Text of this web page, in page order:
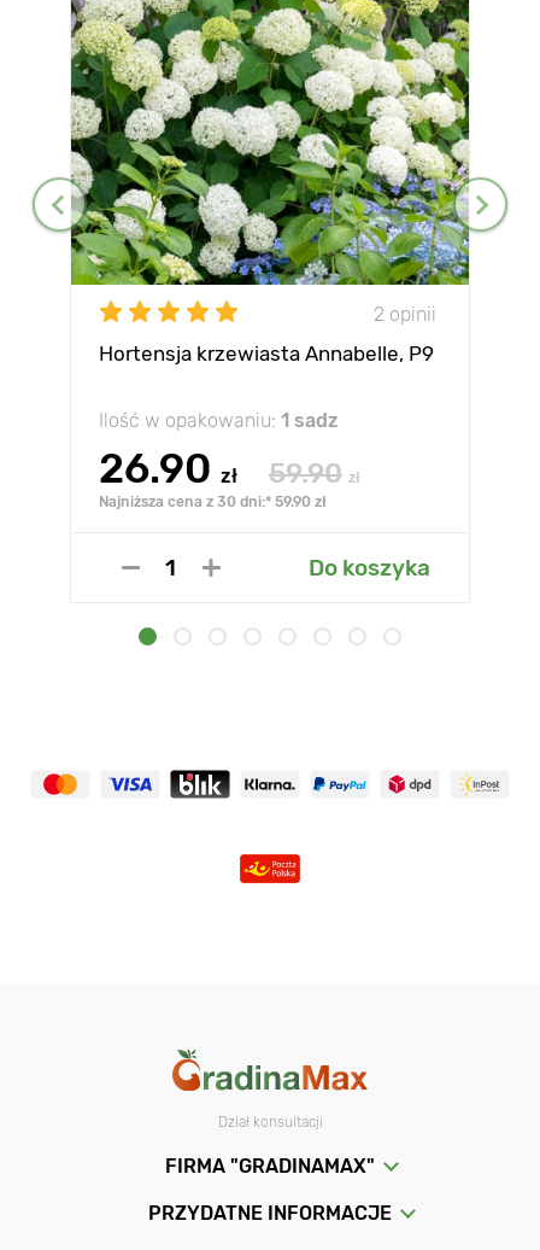
2 opinii
Hortensja krzewiasta Annabelle, P9
Ilość w opakowaniu: 1 sadz
26.90 zł 59.90 zł
Najniższa cena z 30 dni:* 59.90 zł
Do koszyka
Dział konsultacji
FIRMA "GRADINAMAX"
PRZYDATNE INFORMACJE